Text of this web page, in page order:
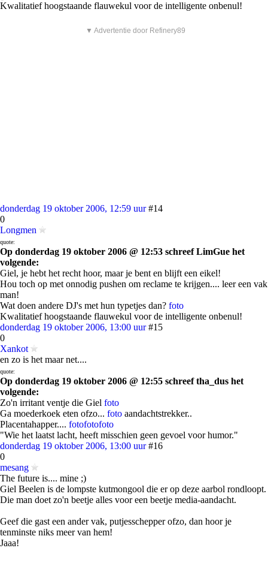
Kwalitatief hoogstaande flauwekul voor de intelligente onbenul!
▼ Advertentie door Refinery89
donderdag 19 oktober 2006, 12:59 uur #14
0
Longmen
quote:
Op donderdag 19 oktober 2006 @ 12:53 schreef LimGue het
volgende:
Giel, je hebt het recht hoor, maar je bent en blijft een eikel!
Hou toch op met onnodig pushen om reclame te krijgen.... leer een vak
man!
Wat doen andere DJ's met hun typetjes dan? foto
Kwalitatief hoogstaande flauwekul voor de intelligente onbenul!
donderdag 19 oktober 2006, 13:00 uur #15
0
Xankot
en zo is het maar net....
quote:
Op donderdag 19 oktober 2006 @ 12:55 schreef tha_dus het
volgende:
Zo'n irritant ventje die Giel foto
Ga moederkoek eten ofzo... foto aandachtstrekker..
Placentahapper.... fotofotofoto
"Wie het laatst lacht, heeft misschien geen gevoel voor humor."
donderdag 19 oktober 2006, 13:00 uur #16
0
mesang
The future is.... mine ;)
Giel Beelen is de lompste kutmongool die er op deze aarbol rondloopt.
Die man doet zo'n beetje alles voor een beetje media-aandacht.
Geef die gast een ander vak, putjesschepper ofzo, dan hoor je
tenminste niks meer van hem!
Jaaa!